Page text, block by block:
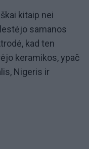
kitaip nei
samanos
kad ten
keramikos, ypač
Nigeris ir